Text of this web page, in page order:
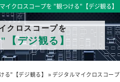
イクロスコープを "観つける"【デジ観る】
クロスコープを
【デジ観る】
る"【デジ観る】 » デジタルマイクロスコー